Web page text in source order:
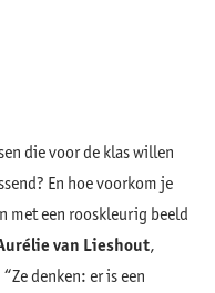
die voor de klas willen
En hoe voorkom je
met een rooskleurig beeld
van Lieshout,
denken: er is een